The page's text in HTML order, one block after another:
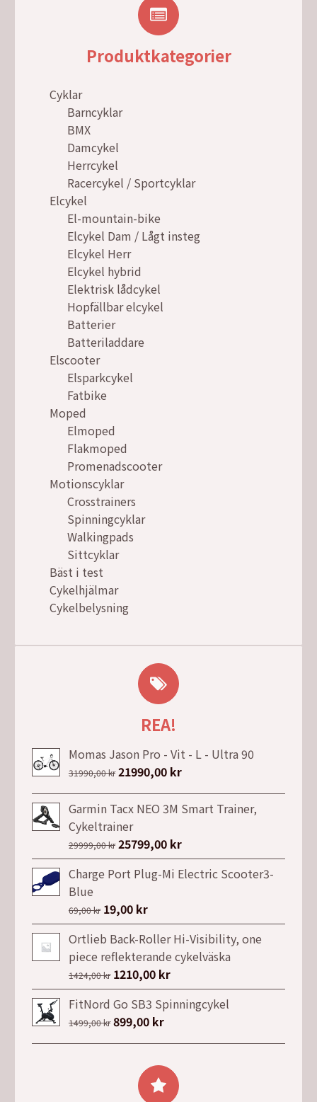
Produktkategorier
Cyklar
Barncyklar
BMX
Damcykel
Herrcykel
Racercykel / Sportcyklar
Elcykel
El-mountain-bike
Elcykel Dam / Lågt insteg
Elcykel Herr
Elcykel hybrid
Elektrisk lådcykel
Hopfällbar elcykel
Batterier
Batteriladdare
Elscooter
Elsparkcykel
Fatbike
Moped
Elmoped
Flakmoped
Promenadscooter
Motionscyklar
Crosstrainers
Spinningcyklar
Walkingpads
Sittcyklar
Bäst i test
Cykelhjälmar
Cykelbelysning
REA!
Momas Jason Pro - Vit - L - Ultra 90
31990,00kr Det
ursprungliga
priset
var:
31990,00 kr.
21990,00 krDet
nuvarande
priset
21990,00 kr.
Garmin Tacx NEO 3M Smart Trainer,
Cykeltrainer
29999,00kr Det
ursprungliga
priset
29999,00 kr.
25799,00 krDet
nuvarande
priset
Charge Port Plug-Mi Electric Scooter3-
Blue
69,00kr Det
ursprungliga
priset
var:
69,00 kr.
19,00 krDet
nuvarande
priset
är:
19,00 kr.
Ortlieb Back-Roller Hi-Visibility, one
piece reflekterande cykelväska
1424,00kr Det
ursprungliga
priset
var:
1424,00 kr.
1210,00 krDet
nuvarande
priset
1210,00 kr.
FitNord Go SB3 Spinningcykel
1499,00kr Det
ursprungliga
1499,00 kr.
899,00 krDet
nuvarande
är:
899,00 kr.